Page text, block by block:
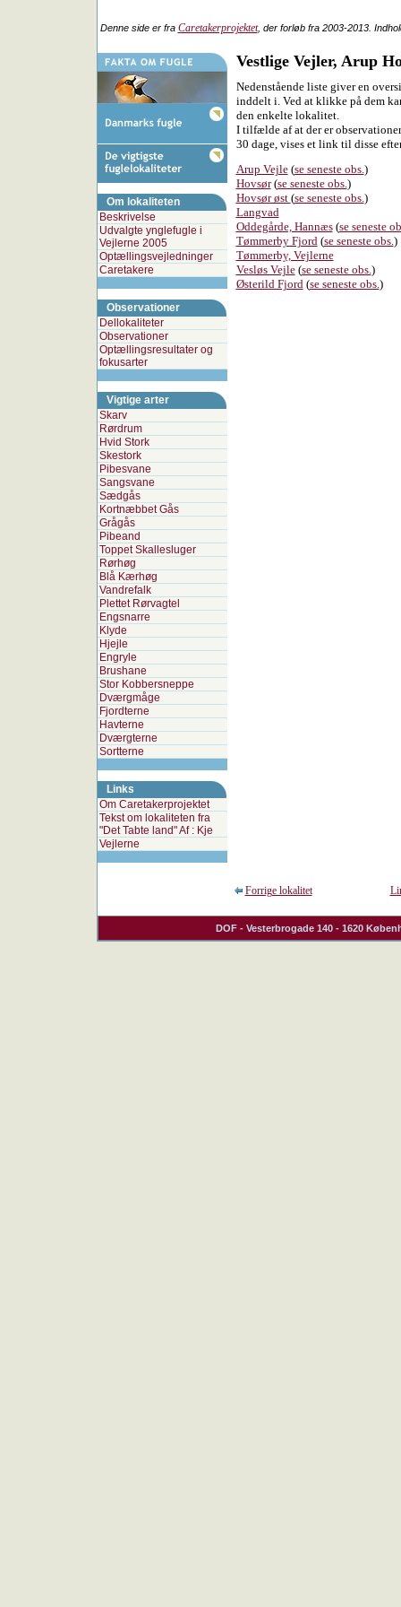
Denne side er fra Caretakerprojektet, der forløb fra 2003-2013.
Om lokaliteten
Beskrivelse
Udvalgte ynglefugle i
Vejlerne 2005
Optællingsvejledninger
Caretakere
Observationer
Dellokaliteter
Observationer
Optællingsresultater og
fokusarter
Vigtige arter
Skarv
Rørdrum
Hvid Stork
Skestork
Pibesvane
Sangsvane
Sædgås
Kortnæbbet Gås
Grågås
Pibeand
Toppet Skallesluger
Rørhøg
Blå Kærhøg
Vandrefalk
Plettet Rørvagtel
Engsnarre
Klyde
Hjejle
Engryle
Brushane
Stor Kobbersneppe
Dværgmåge
Fjordterne
Havterne
Dværgterne
Sortterne
Links
Om Caretakerprojektet
Tekst om lokaliteten fra
"Det Tabte land" Af : Kje
Vejlerne
Vestlige Vejler, Arup
Nedenstående liste giver en
inddelt i. Ved at klikke på dem
den enkelte lokalitet.
I tilfælde af at der er
30 dage, vises et link til disse
Arup Vejle(se seneste obs.)
Hovsør(se seneste obs.)
Hovsør øst (se seneste obs.)
Langvad
Oddegårde, Hannæs(se seneste
Tømmerby Fjord(se seneste obs.)
Tømmerby, Vejlerne
Vesløs Vejle(se seneste obs.)
Østerild Fjord(se seneste obs.)
Forrige lokalitet
DOF - Vesterbrogade 140 - 1620